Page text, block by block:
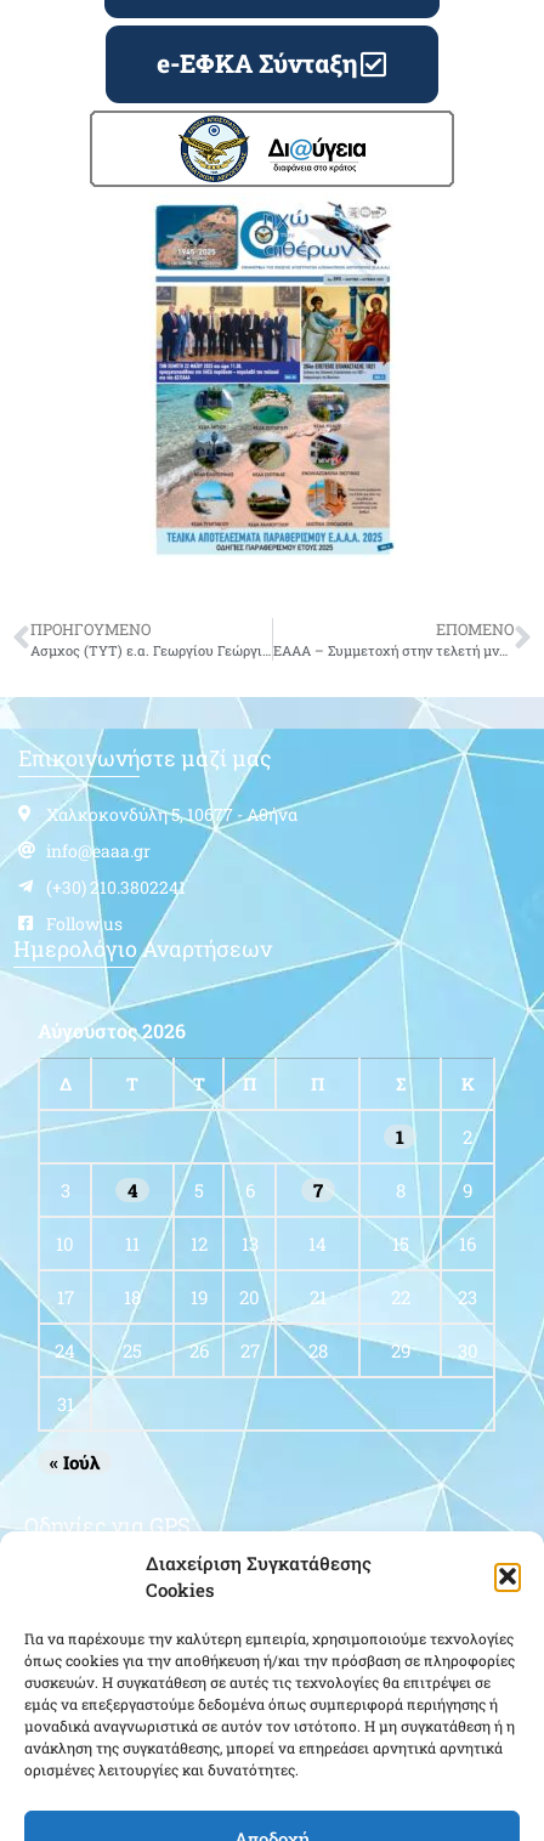
Διαχείριση Συγκατάθεσης
Cookies
Για να παρέχουμε την καλύτερη εμπειρία, χρησιμοποιούμε τεχνολογίες
όπως cookies για την αποθήκευση ή/και την πρόσβαση σε πληροφορίες
συσκευών. Η συγκατάθεση σε αυτές τις τεχνολογίες θα επιτρέψει σε
εμάς να επεξεργαστούμε δεδομένα όπως συμπεριφορά περιήγησης ή
μοναδικά αναγνωριστικά σε αυτόν τον ιστότοπο. Η μη συγκατάθεση ή η
ανάκληση της συγκατάθεσης, μπορεί να επηρεάσει αρνητικά αρνητικά
ορισμένες λειτουργίες και δυνατότητες.
e-ΕΦΚΑ Σύνταξη
ΠΡΟΗΓΟΥΜΕΝΟ ΕΠΟΜΕΝΟ
EAAA – Συμμετοχή στην τελετή μνήμης στο Καϊμακτσαλάν
Επικοινωνήστε μαζί μας
Χαλκοκονδύλη 5, 10677 - Αθήνα
info@eaaa.gr
(+30) 210.3802241
Follow us
Ημερολόγιο Αναρτήσεων
Αύγουστος 2026
Δ Τ Τ Π Π Σ Κ
1 2
3 4 5 6 7 8 9
10 11 12 13 14 15 16
17 18 19 20 21 22 23
24 25 26 27 28 29 30
31
« Ιούλ
Οδηγίες για GPS
Κάντε κλικ για να αποδεχτείτε cookies
εμπορικής προώθησης και να